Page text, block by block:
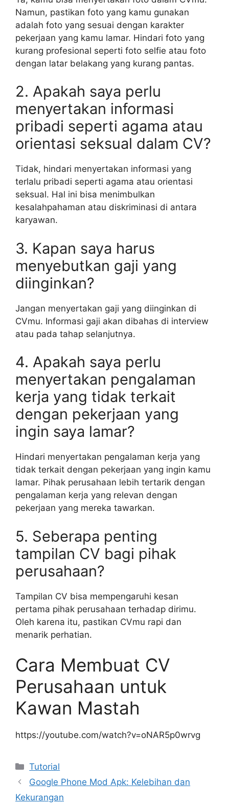
Namun, pastikan foto yang kamu gunakan
adalah foto yang sesuai dengan karakter
pekerjaan yang kamu lamar. Hindari foto yang
kurang profesional seperti foto selfie atau foto
dengan latar belakang yang kurang pantas.
2. Apakah saya perlu
menyertakan informasi
pribadi seperti agama atau
orientasi seksual dalam CV?
Tidak, hindari menyertakan informasi yang
terlalu pribadi seperti agama atau orientasi
seksual. Hal ini bisa menimbulkan
kesalahpahaman atau diskriminasi di antara
karyawan.
3. Kapan saya harus
menyebutkan gaji yang
diinginkan?
Jangan menyertakan gaji yang diinginkan di
CVmu. Informasi gaji akan dibahas di interview
atau pada tahap selanjutnya.
4. Apakah saya perlu
menyertakan pengalaman
kerja yang tidak terkait
dengan pekerjaan yang
ingin saya lamar?
Hindari menyertakan pengalaman kerja yang
tidak terkait dengan pekerjaan yang ingin kamu
lamar. Pihak perusahaan lebih tertarik dengan
pengalaman kerja yang relevan dengan
pekerjaan yang mereka tawarkan.
5. Seberapa penting
tampilan CV bagi pihak
perusahaan?
Tampilan CV bisa mempengaruhi kesan
pertama pihak perusahaan terhadap dirimu.
Oleh karena itu, pastikan CVmu rapi dan
menarik perhatian.
Cara Membuat CV
Perusahaan untuk
Kawan Mastah
https://youtube.com/watch?v=oNAR5p0wrvg
Kategori
Tutorial
Google Phone Mod Apk: Kelebihan dan
Kekurangan